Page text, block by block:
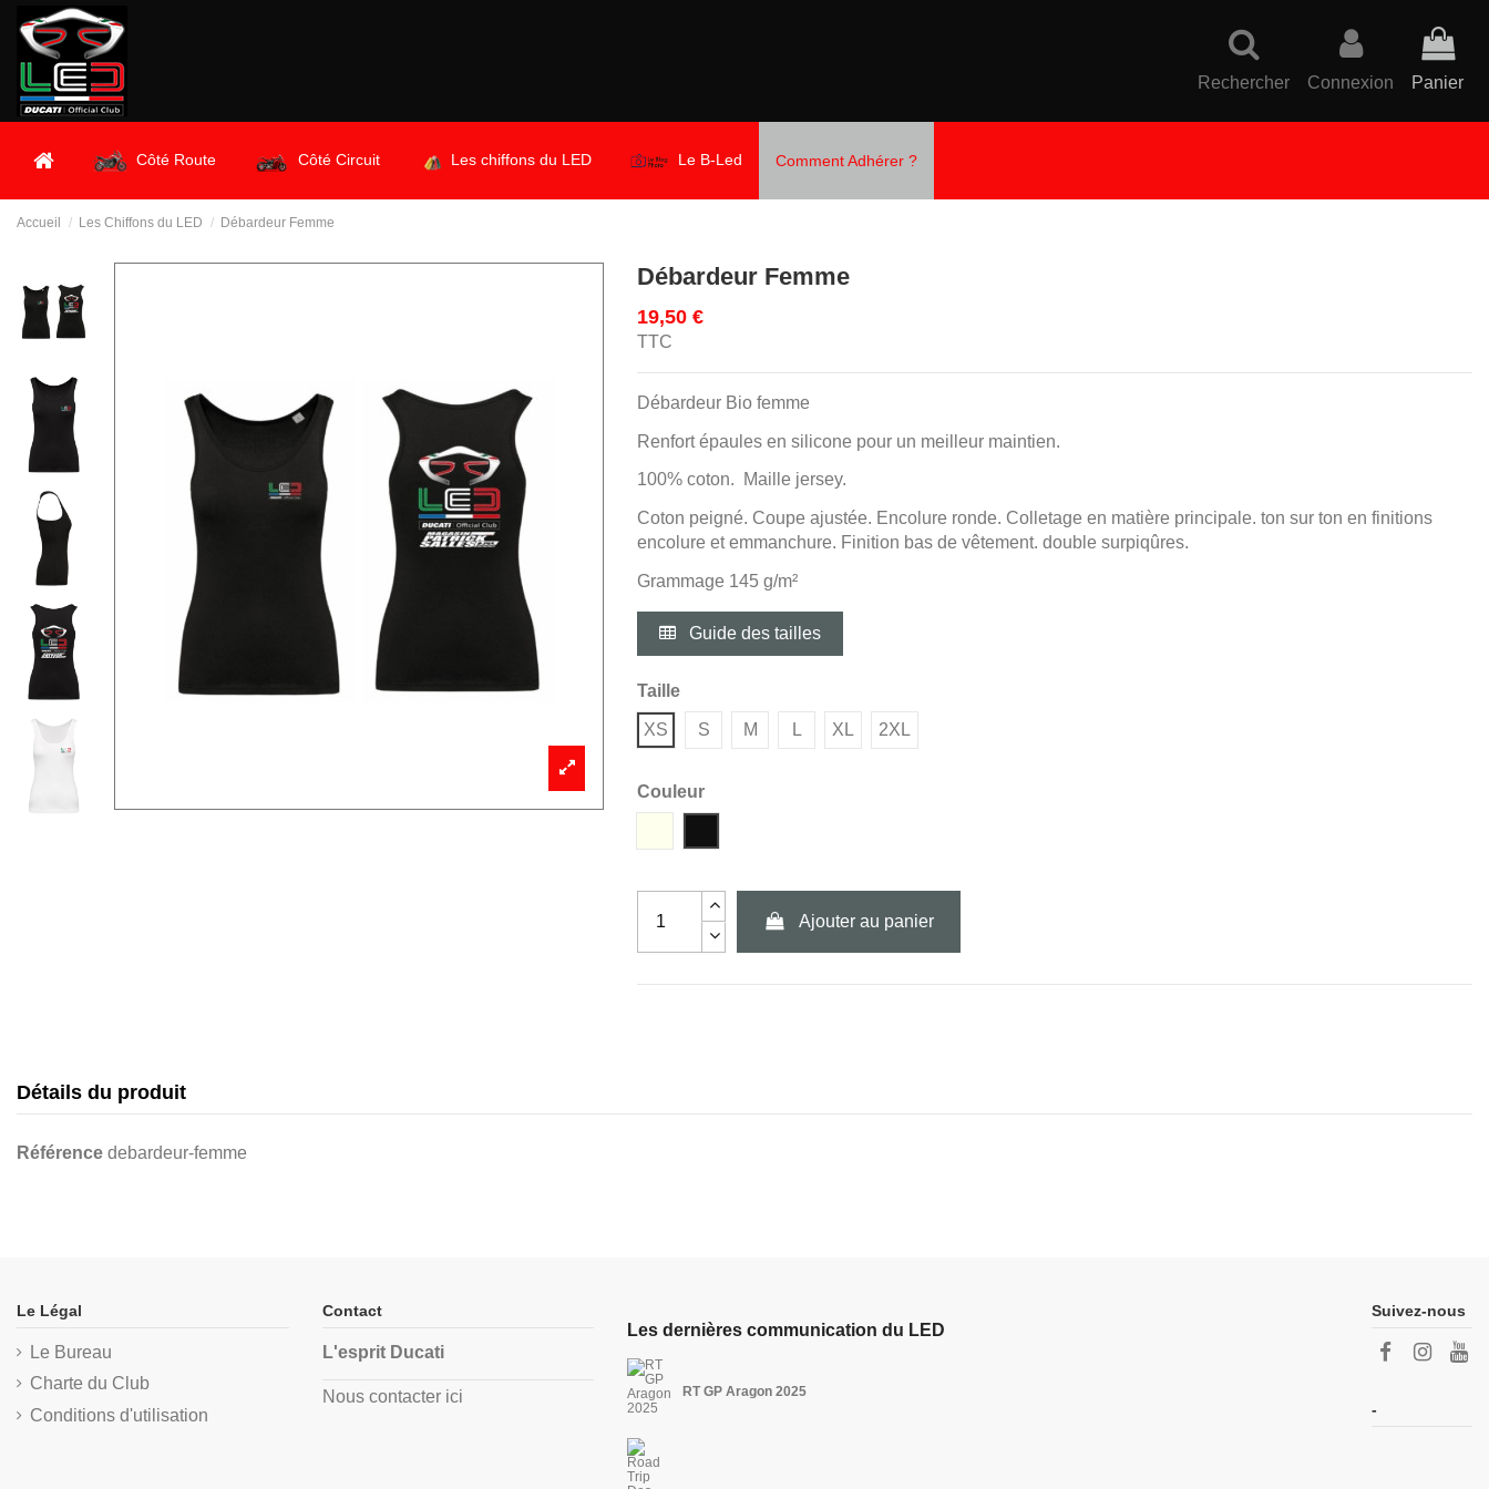
Rechercher Connexion Panier
Côté Route Côté Circuit Les chiffons du LED Le B-Led Comment Adhérer ?
Accueil Les Chiffons du LED Débardeur Femme
Débardeur Femme
19,50 €
TTC
Débardeur Bio femme
Renfort épaules en silicone pour un meilleur maintien.
100% coton. Maille jersey.
Coton peigné. Coupe ajustée. Encolure ronde. Colletage en matière principale. ton sur ton en finitions
encolure et emmanchure. Finition bas de vêtement. double surpiqûres.
Grammage 145 g/m²
Guide des tailles
Taille
XS S M L XL 2XL
Couleur
Ajouter au panier
Détails du produit
Référence debardeur-femme
Le Légal
Le Bureau
Charte du Club
Conditions d'utilisation
Contact
L'esprit Ducati
Nous contacter ici
Les dernières communication du LED
RT GP Aragon 2025
Suivez-nous
-